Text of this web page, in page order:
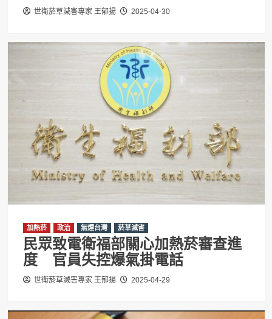
世衛菸草減害專家 王郁揚 2025-04-30
加熱菸 政治 無煙台灣 菸草減害
民眾致電衛福部關心加熱菸審查進
度 官員失控爆氣掛電話
世衛菸草減害專家 王郁揚 2025-04-29